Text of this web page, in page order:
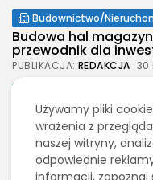
2026 Legolas
Treści
Budownictwo/
Budowa hal
przewodnik dla
PUBLIKACJA: REDAKCJA 30
Jak wybrać
PUBLIKACJA: REDAKCJA 30
Budownictwo/
Wynajem
Używamy pliki
wrażenia z
naszej witryny,
odpowiednie
informacji, zapoznaj